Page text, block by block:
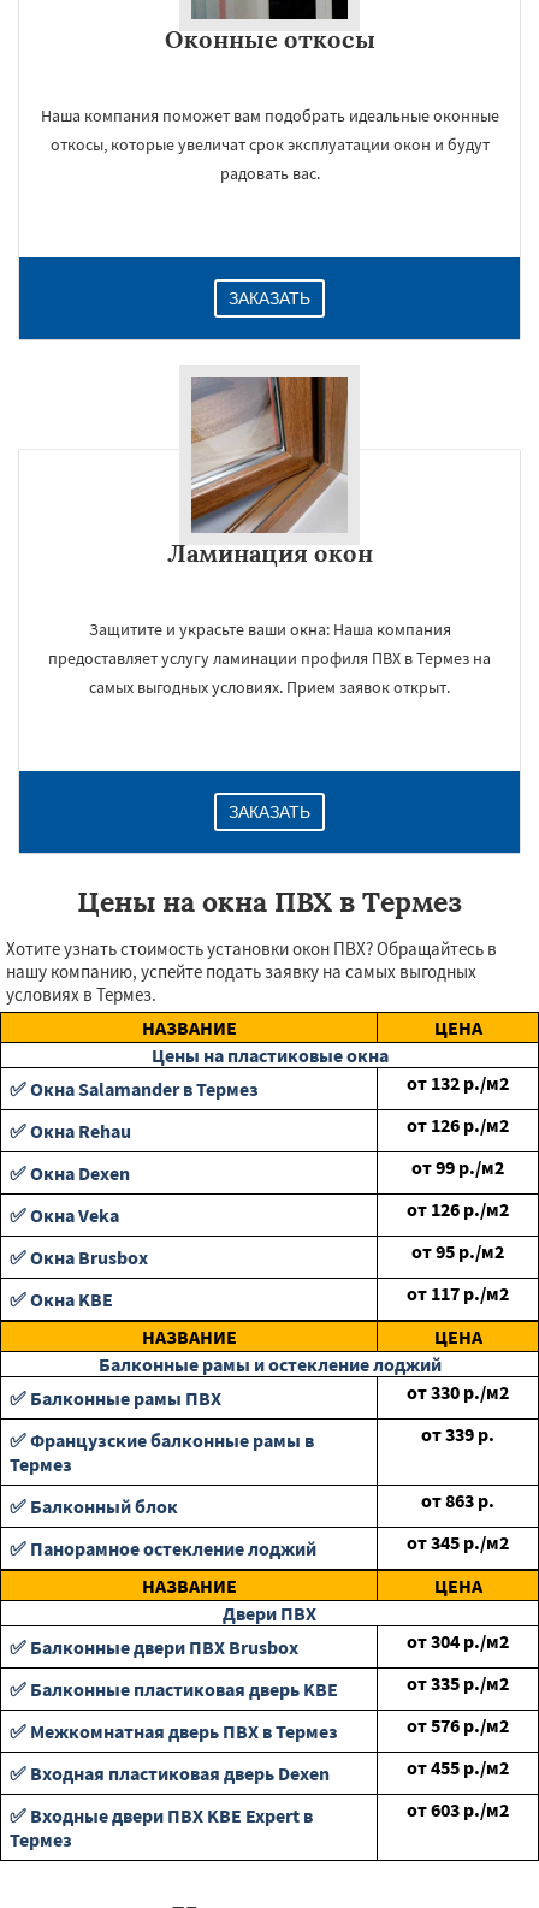
Оконные откосы
Наша компания поможет вам подобрать идеальные оконные
откосы, которые увеличат срок эксплуатации окон и будут
радовать вас.
ЗАКАЗАТЬ
Ламинация окон
Защитите и украсьте ваши окна: Наша компания
предоставляет услугу ламинации профиля ПВХ в Термез на
самых выгодных условиях. Прием заявок открыт.
ЗАКАЗАТЬ
Цены на окна ПВХ в Термез
Хотите узнать стоимость установки окон ПВХ? Обращайтесь в
нашу компанию, успейте подать заявку на самых выгодных
условиях в Термез.
НАЗВАНИЕ
ЦЕНА
Цены на пластиковые окна
✅ Окна Salamander в Термез
от 132 р./м2
✅ Окна Rehau
от 126 р./м2
✅ Окна Dexen
от99 р./м2
✅ Окна Veka
от 126 р./м2
✅ Окна Brusbox
от95 р./м2
✅ Окна KBE
от 117 р./м2
НАЗВАНИЕ
ЦЕНА
Балконные рамы и остекление лоджий
✅ Балконные рамы ПВХ
от330 р./м2
✅ Французские балконные рамы в
Термез
от339 р.
✅ Балконный блок от863 р.
✅ Панорамное остекление лоджий
от345 р./м2
НАЗВАНИЕ
ЦЕНА
Двери ПВХ
✅ Балконные двери ПВХ Brusbox
от304 р./м2
✅ Балконные пластиковая дверь KBE
от335 р./м2
✅ Межкомнатная дверь ПВХ в Термез
от576 р./м2
✅ Входная пластиковая дверь Dexen
от455 р./м2
✅ Входные двери ПВХ KBE Expert в
Термез
от603 р./м2